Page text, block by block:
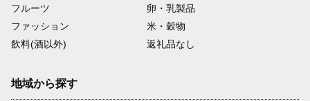
フルーツ
卵・乳製品
ファッション
米・穀物
飲料(酒以外)
返礼品なし
地域から探す